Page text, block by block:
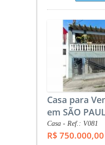
Casa para
em SÃO
Casa - Ref.: V081
R$ 750.000,00